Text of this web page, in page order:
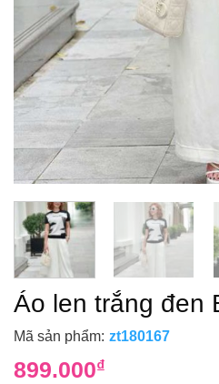
Áo len trắng đen
Mã sản phẩm: zt180167
899.000₫